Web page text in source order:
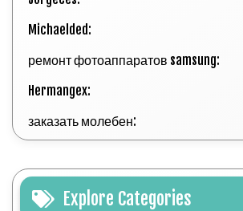
Michaelded:
ремонт фотоаппаратов samsung:
Hermangex:
заказать молебен:
Explore Categories